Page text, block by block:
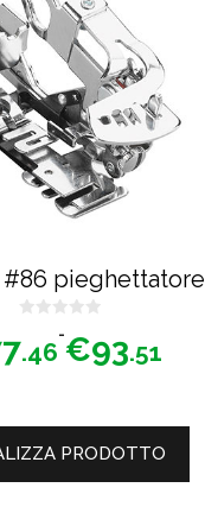
pieghettatore
s
u
.46
-€93.51
Fascia
di
PRODOTTO